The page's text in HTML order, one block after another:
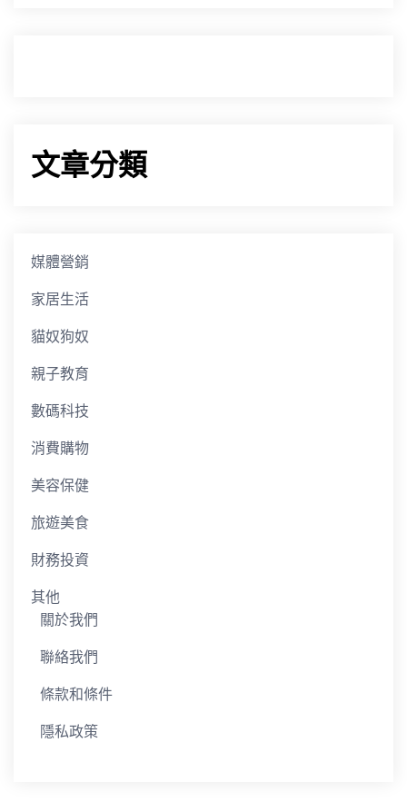
文章分類
媒體營銷
家居生活
貓奴狗奴
親子教育
數碼科技
消費購物
美容保健
旅遊美食
財務投資
其他
關於我們
聯絡我們
條款和條件
隱私政策